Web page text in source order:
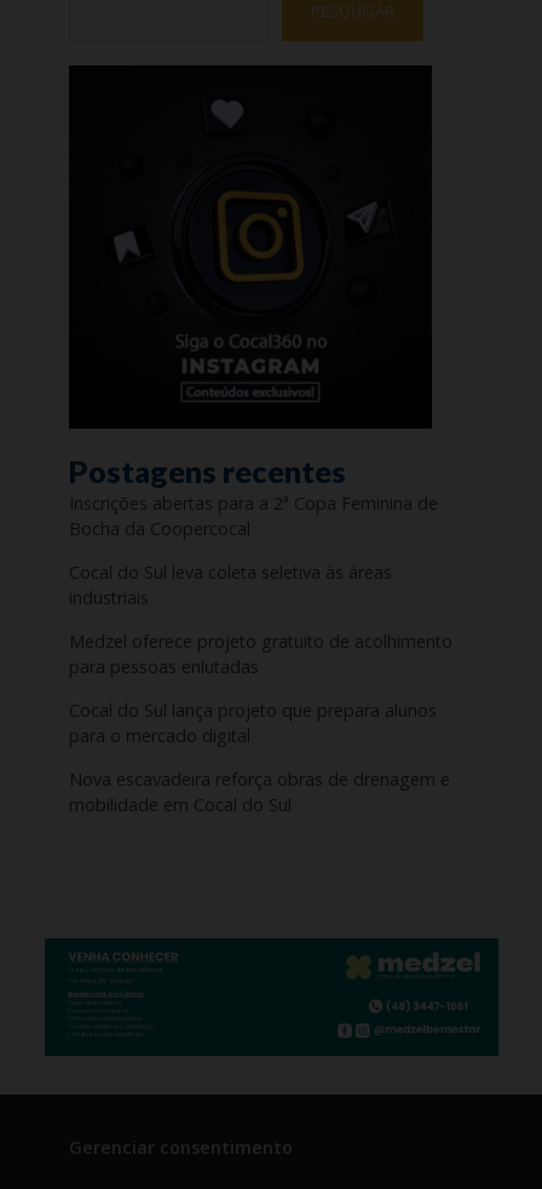
PESQUISAR
Postagens recentes
Inscrições abertas para a 2ª Copa Feminina de
Bocha da Coopercocal
Cocal do Sul leva coleta seletiva às áreas
industriais
Medzel oferece projeto gratuito de acolhimento
para pessoas enlutadas
Cocal do Sul lança projeto que prepara alunos
para o mercado digital
Nova escavadeira reforça obras de drenagem e
mobilidade em Cocal do Sul
Gerenciar consentimento